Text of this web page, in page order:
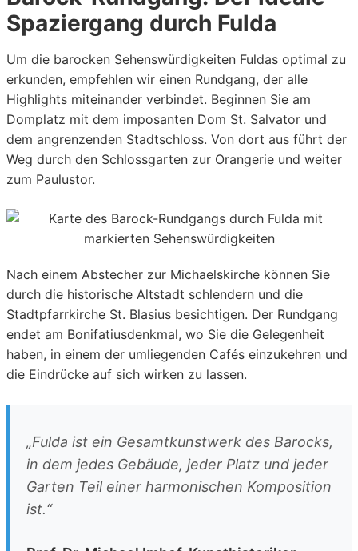
Spaziergang durch Fulda
Um die barocken Sehenswürdigkeiten Fuldas optimal zu
erkunden, empfehlen wir einen Rundgang, der alle
Highlights miteinander verbindet. Beginnen Sie am
Domplatz mit dem imposanten Dom St. Salvator und
dem angrenzenden Stadtschloss. Von dort aus führt der
Weg durch den Schlossgarten zur Orangerie und weiter
zum Paulustor.
Nach einem Abstecher zur Michaelskirche können Sie
durch die historische Altstadt schlendern und die
Stadtpfarrkirche St. Blasius besichtigen. Der Rundgang
endet am Bonifatiusdenkmal, wo Sie die Gelegenheit
haben, in einem der umliegenden Cafés einzukehren und
die Eindrücke auf sich wirken zu lassen.
„Fulda ist ein Gesamtkunstwerk des Barocks,
in dem jedes Gebäude, jeder Platz und jeder
Garten Teil einer harmonischen Komposition
ist.“